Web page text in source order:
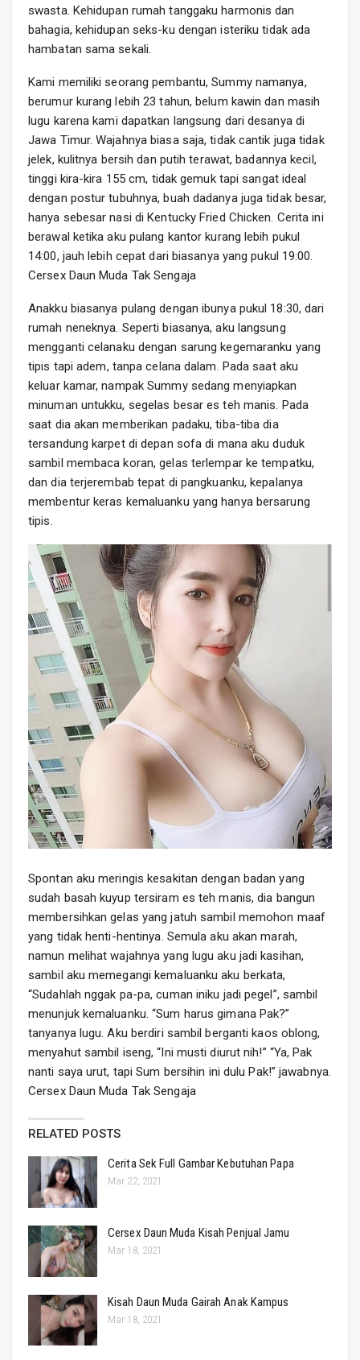
swasta. Kehidupan rumah tanggaku harmonis dan
bahagia, kehidupan seks-ku dengan isteriku tidak ada
hambatan sama sekali.
Kami memiliki seorang pembantu, Summy namanya,
berumur kurang lebih 23 tahun, belum kawin dan masih
lugu karena kami dapatkan langsung dari desanya di
Jawa Timur. Wajahnya biasa saja, tidak cantik juga tidak
jelek, kulitnya bersih dan putih terawat, badannya kecil,
tinggi kira-kira 155 cm, tidak gemuk tapi sangat ideal
dengan postur tubuhnya, buah dadanya juga tidak besar,
hanya sebesar nasi di Kentucky Fried Chicken. Cerita ini
berawal ketika aku pulang kantor kurang lebih pukul
14:00, jauh lebih cepat dari biasanya yang pukul 19:00.
Cersex Daun Muda Tak Sengaja
Anakku biasanya pulang dengan ibunya pukul 18:30, dari
rumah neneknya. Seperti biasanya, aku langsung
mengganti celanaku dengan sarung kegemaranku yang
tipis tapi adem, tanpa celana dalam. Pada saat aku
keluar kamar, nampak Summy sedang menyiapkan
minuman untukku, segelas besar es teh manis. Pada
saat dia akan memberikan padaku, tiba-tiba dia
tersandung karpet di depan sofa di mana aku duduk
sambil membaca koran, gelas terlempar ke tempatku,
dan dia terjerembab tepat di pangkuanku, kepalanya
membentur keras kemaluanku yang hanya bersarung
tipis.
Spontan aku meringis kesakitan dengan badan yang
sudah basah kuyup tersiram es teh manis, dia bangun
membersihkan gelas yang jatuh sambil memohon maaf
yang tidak henti-hentinya. Semula aku akan marah,
namun melihat wajahnya yang lugu aku jadi kasihan,
sambil aku memegangi kemaluanku aku berkata,
“Sudahlah nggak pa-pa, cuman iniku jadi pegel”, sambil
menunjuk kemaluanku. “Sum harus gimana Pak?”
tanyanya lugu. Aku berdiri sambil berganti kaos oblong,
menyahut sambil iseng, “Ini musti diurut nih!” “Ya, Pak
nanti saya urut, tapi Sum bersihin ini dulu Pak!” jawabnya.
Cersex Daun Muda Tak Sengaja
RELATED POSTS
Cerita Sek Full Gambar Kebutuhan Papa
Mar 22, 2021
Cersex Daun Muda Kisah Penjual Jamu
Mar 18, 2021
Kisah Daun Muda Gairah Anak Kampus
Mar 18, 2021